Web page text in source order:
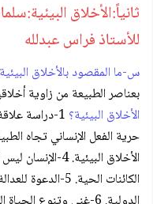
ثانياً:الأخلاق
للأستاذ فراس عبدلله
س-ما المقصود بالأخلاق
بعناصر الطبيعة من زاوية
الأخلاق البيئية؟
الأخلاق
الكائنات الحية.